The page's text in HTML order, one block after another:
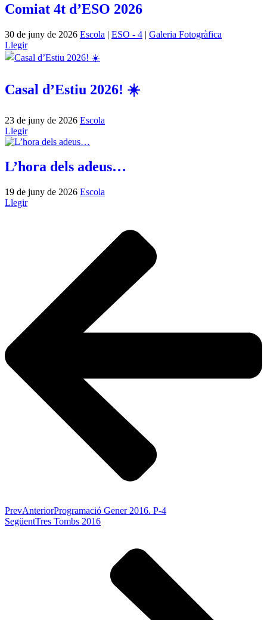
Comiat 4t d’ESO 2026
30 de juny de 2026 Escola | ESO - 4 | Galeria Fotogràfica
Llegir
Casal d’Estiu 2026! ☀️
23 de juny de 2026 Escola
Llegir
L’hora dels adeus…
19 de juny de 2026 Escola
Llegir
PrevAnteriorProgramació Gener 2016. P-4
SegüentTres Tombs 2016